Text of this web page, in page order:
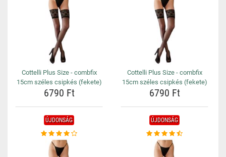
Cottelli Plus Size - combfix
15cm széles csipkés (fekete)
6790 Ft
Cottelli Plus Size - combfix
15cm széles csipkés (fekete)
6790 Ft
ÚJDONSÁG ÚJDONSÁG